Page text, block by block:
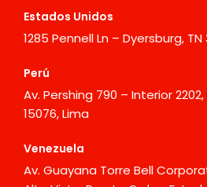
Estados Unidos
1285 Pennell Ln – Dyersburg, TN
Perú
Av. Pershing 790 – Interior
15076, Lima
Venezuela
Av. Guayana Torre Bell